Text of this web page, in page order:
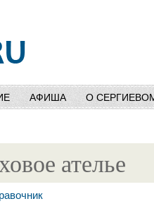
АФИША О
ателье